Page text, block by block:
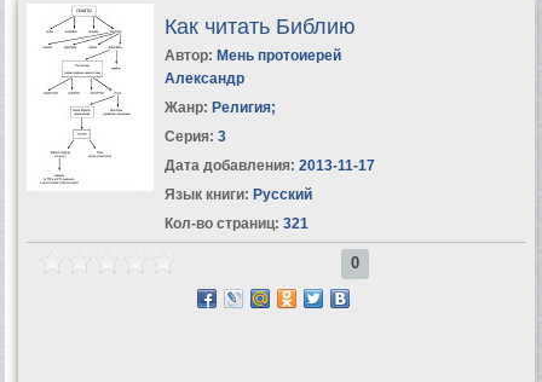
Как читать Библию
Автор: Мень протоиерей
Александр
Жанр: Религия;
Серия: 3
Дата добавления: 2013-11-17
Язык книги: Русский
Кол-во страниц: 321
0